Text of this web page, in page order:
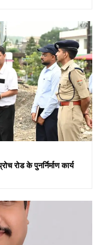
रोड के पुनर्निर्माण कार्य